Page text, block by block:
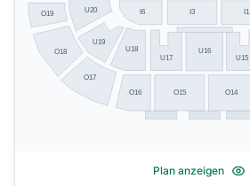
O19
O18
O17
O16 O15 O14
U20
U19
U18
U17
U16
U15
I6 I3 I1
Plan anzeigen